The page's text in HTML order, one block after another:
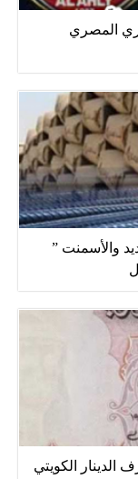
المصري
والأسمنت ”
الدينار الكويتي